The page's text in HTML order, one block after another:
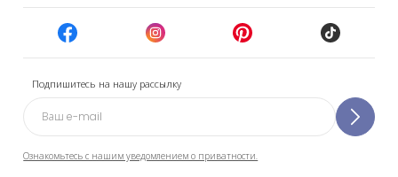
Подпишитесь на нашу рассылку
Ознакомьтесь с нашим уведомлением о приватности.